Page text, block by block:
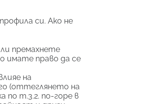
си. Ако не
премахнете
имате право да се
на
(оттеглянето на
по т.3.2. по-горе в